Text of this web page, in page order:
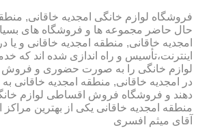
فروشگاه لوازم خانگی امجدیه خاقانی,
حال حاضر مجموعه ها و فروشگاه های
امجدیه خاقانی, منطقه امجدیه خاقانی و یا
اینترنت،تأسیس و راه اندازی شده اند که
لوازم خانگی را به صورت حضوری و فروش
در امجدیه خاقانی, منطقه امجدیه خاقانی
دهند و فروشگاه فروش اقساطی لوازم
آقای میثم افسری